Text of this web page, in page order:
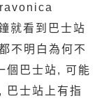
就看到巴士站
不明白為何不
巴士站, 可能
巴士站上有指